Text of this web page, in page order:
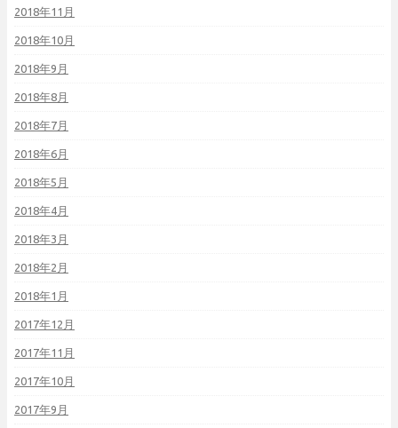
2018年11月
2018年10月
2018年9月
2018年8月
2018年7月
2018年6月
2018年5月
2018年4月
2018年3月
2018年2月
2018年1月
2017年12月
2017年11月
2017年10月
2017年9月